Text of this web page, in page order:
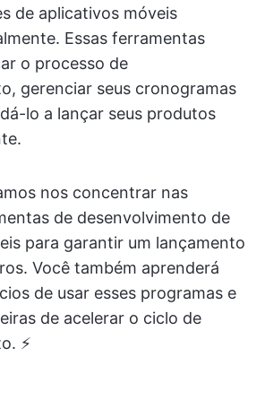
de aplicativos móveis
Essas ferramentas
o processo de
gerenciar seus cronogramas
lo a lançar seus produtos
nos concentrar nas
de desenvolvimento de
para garantir um lançamento
Você também aprenderá
de usar esses programas e
de acelerar o ciclo de
⚡️